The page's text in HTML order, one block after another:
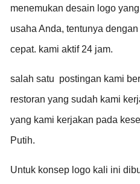
menemukan desain logo
usaha Anda, tentunya
cepat. kami aktif 24 jam.
salah satu postingan kami
restoran yang sudah kami
yang kami kerjakan pada
Putih.
Untuk konsep logo kali ini